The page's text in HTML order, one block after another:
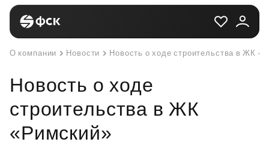
О компании Новости Новость о ходе строительства в ЖК
Новость о ходе
строительства в ЖК
«Римский»